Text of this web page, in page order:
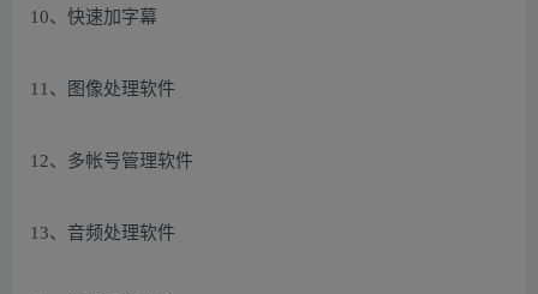
10、快速加字幕
11、图像处理软件
12、多帐号管理软件
13、音频处理软件